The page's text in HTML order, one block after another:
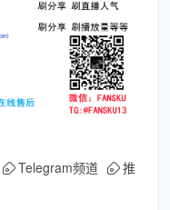
Telegram频道
推